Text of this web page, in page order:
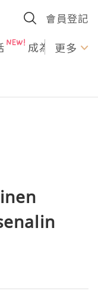
會員登記
成為U更多